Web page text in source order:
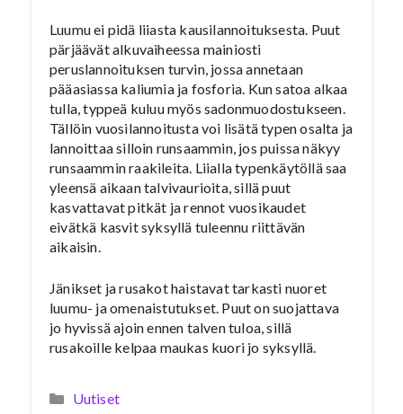
Luumu ei pidä liiasta kausilannoituksesta. Puut
pärjäävät alkuvaiheessa mainiosti
peruslannoituksen turvin, jossa annetaan
pääasiassa kaliumia ja fosforia. Kun satoa alkaa
tulla, typpeä kuluu myös sadonmuodostukseen.
Tällöin vuosilannoitusta voi lisätä typen osalta ja
lannoittaa silloin runsaammin, jos puissa näkyy
runsaammin raakileita. Liialla typenkäytöllä saa
yleensä aikaan talvivaurioita, sillä puut
kasvattavat pitkät ja rennot vuosikaudet
eivätkä kasvit syksyllä tuleennu riittävän
aikaisin.
Jänikset ja rusakot haistavat tarkasti nuoret
luumu- ja omenaistutukset. Puut on suojattava
jo hyvissä ajoin ennen talven tuloa, sillä
rusakoille kelpaa maukas kuori jo syksyllä.
Kategoriat
Uutiset